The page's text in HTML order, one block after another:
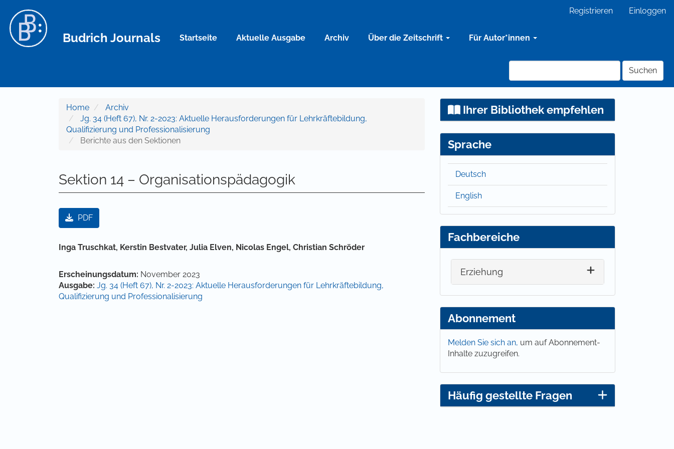
Hauptinhalt
Sidebar
Registrieren Einloggen
Budrich Journals Startseite Aktuelle Ausgabe Archiv Über die Zeitschrift Für Autor*innen
Suchen
Home
Archiv
Jg. 34 (Heft 67), Nr. 2-2023: Aktuelle Herausforderungen für Lehrkräftebildung,
Qualifizierung und Professionalisierung
Berichte aus den Sektionen
Sektion 14 – Organisationspädagogik
Artikel-Sidebar
PDF
Hauptsächlicher Artikelinhalt
Inga Truschkat, Kerstin Bestvater, Julia Elven, Nicolas Engel, Christian Schröder
Artikel-Details
Erscheinungsdatum: November 2023
Ausgabe: Jg. 34 (Heft 67), Nr. 2-2023: Aktuelle Herausforderungen für Lehrkräftebildung,
Qualifizierung und Professionalisierung
Ihrer Bibliothek empfehlen
Sprache
Deutsch
English
Fachbereiche
Erziehung
Abonnement
Melden Sie sich an, um auf Abonnement-
Inhalte zuzugreifen.
Häufig gestellte Fragen